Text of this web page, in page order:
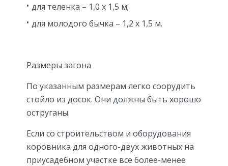
для теленка – 1,0 х 1,5 м;
для молодого бычка – 1,2 х 1,5 м.
Размеры загона
По указанным размерам легко соорудить
стойло из досок. Они должны быть хорошо
оструганы.
Если со строительством и оборудования
коровника для одного-двух животных на
приусадебном участке все более-менее